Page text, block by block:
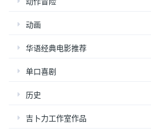
动画
华语经典电影推荐
单口喜剧
历史
吉卜力工作室作品